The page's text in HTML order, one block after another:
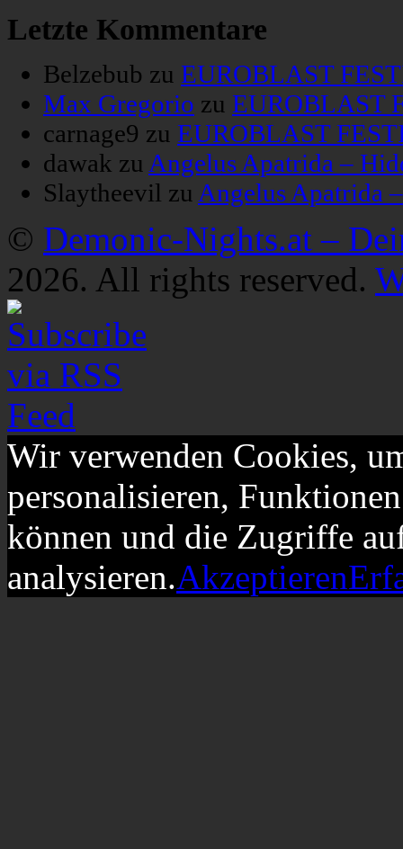
Letzte Kommentare
Belzebub zu EUROBLAST
Max Gregorio zu EUROBLAST
carnage9 zu EUROBLAST
dawak zu Angelus Apatrida –
Slaytheevil zu Angelus Apatrida
© Demonic-Nights.at –
2026. All rights reserved.
Wir verwenden Cookies,
personalisieren,
können und die Zugriffe
analysieren.Akzeptieren